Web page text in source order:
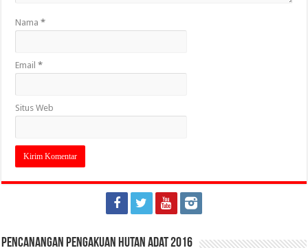
Nama*
Email*
Situs Web
Pencanangan Pengakuan Hutan Adat 2016